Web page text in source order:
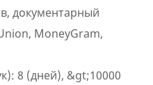
документарный
MoneyGram,
8 (дней), &gt;10000